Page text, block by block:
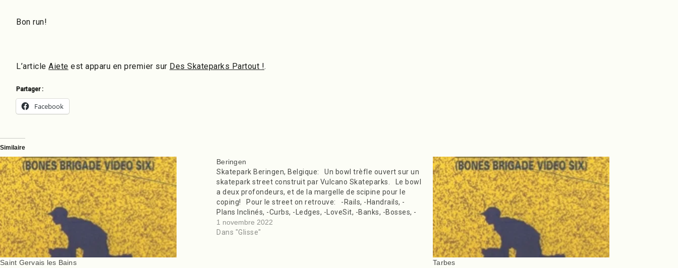
Bon run!
L’article Aiete est apparu en premier sur Des Skateparks Partout !.
Partager :
Facebook
Similaire
Saint Gervais les Bains
Beringen
Skatepark Beringen, Belgique: Un bowl trèfle ouvert sur un
skatepark street construit par Vulcano Skateparks. Le bowl
a deux profondeurs, et de la margelle de scipine pour le
coping! Pour le street on retrouve: -Rails, -Handrails, -
Plans Inclinés, -Curbs, -Ledges, -LoveSit, -Banks, -Bosses, -
Set de 4…
1 novembre 2022
Dans "Glisse"
Tarbes